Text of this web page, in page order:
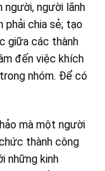
người, người lãnh
chia sẻ; tạo
giữa các thành
đến việc khích
nhóm. Để có
mà một người
thành công
những kinh